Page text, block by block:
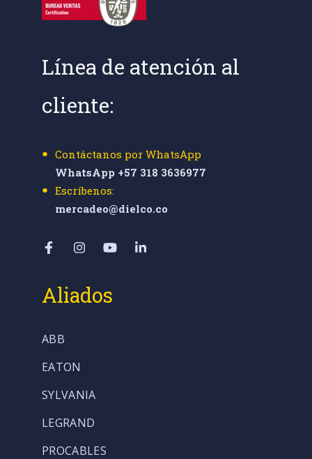
Línea de atención al
cliente:
Contáctanos por WhatsApp
WhatsApp +57 318 3636977
Escríbenos:
mercadeo@dielco.co
Aliados
ABB
EATON
SYLVANIA
LEGRAND
PROCABLES